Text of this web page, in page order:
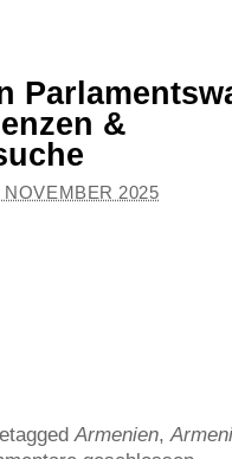
&
NOVEMBER 2025
Armenien,